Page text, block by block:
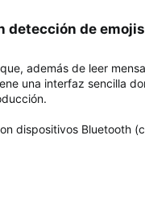
detección de emojis​
además de leer
una interfaz sencilla
dispositivos